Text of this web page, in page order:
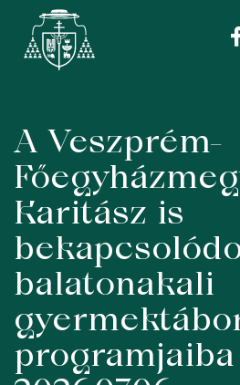
Skip
to
content
A Veszprém-
Karitász is
balatonakali
programjaiba